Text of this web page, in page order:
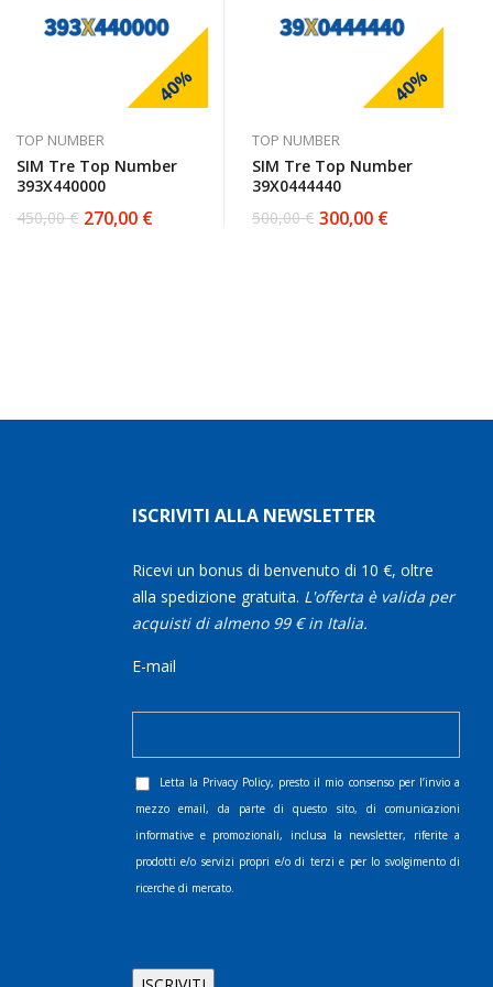
40%
TOP NUMBER
SIM Tre Top Number
393X440000
450,00€
Il 270,00 €
Il
40%
TOP NUMBER
SIM Tre Top Number
39X0444440
500,00€
Il 300,00 €
Il
ISCRIVITI ALLA NEWSLETTER
Ricevi un bonus di benvenuto di 10 €, oltre
alla spedizione gratuita. L'offerta è valida per
acquisti di almeno 99 € in Italia.
E-mail
Letta la Privacy Policy, presto il mio consenso per l’invio a
mezzo email, da parte di questo sito, di comunicazioni
informative e promozionali, inclusa la newsletter, riferite a
prodotti e/o servizi propri e/o di terzi e per lo svolgimento di
ricerche di mercato.